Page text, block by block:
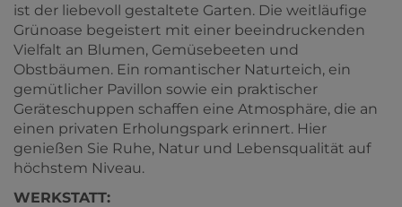
ist der liebevoll gestaltete Garten. Die weitläufige
Grünoase begeistert mit einer beeindruckenden
Vielfalt an Blumen, Gemüsebeeten und
Obstbäumen. Ein romantischer Naturteich, ein
gemütlicher Pavillon sowie ein praktischer
Geräteschuppen schaffen eine Atmosphäre, die an
einen privaten Erholungspark erinnert. Hier
genießen Sie Ruhe, Natur und Lebensqualität auf
höchstem Niveau.
WERKSTATT: